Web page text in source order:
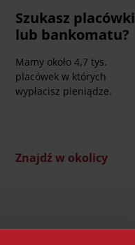
Szukasz placówki
lub bankomatu?
Mamy około 4,7 tys.
placówek w których
wypłacisz pieniądze.
Znajdź w okolicy